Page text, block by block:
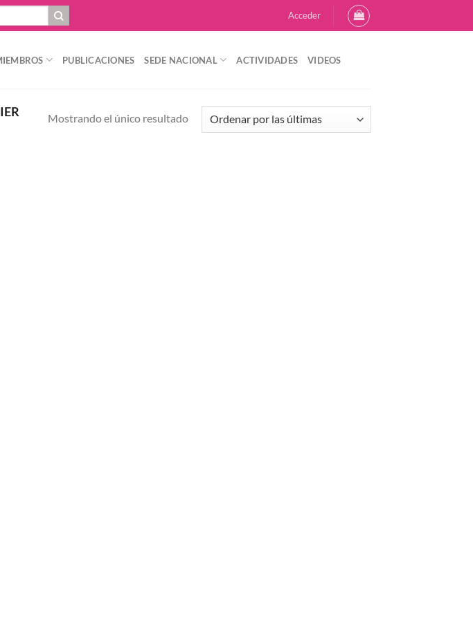
Acceder
PUBLICACIONES SEDE NACIONAL ACTIVIDADES VIDEOS
Mostrando el único resultado